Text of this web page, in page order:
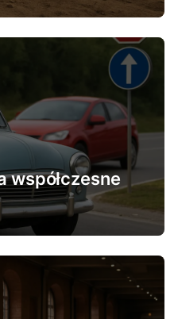
współczesne